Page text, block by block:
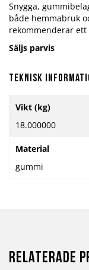
Snygga,
både hemmabruk
rekommenderar
Säljs parvis
Teknisk
information
Vikt (kg)
18.000000
Material
gummi
Relaterade